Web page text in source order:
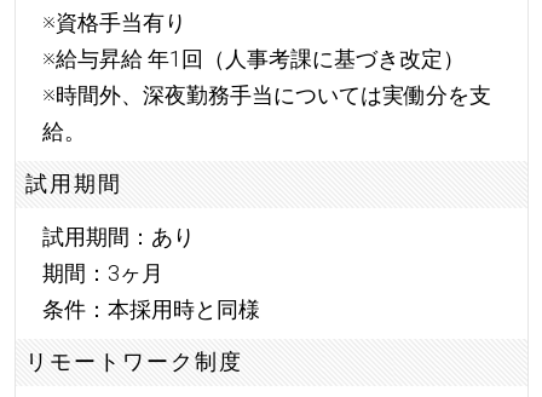
※資格手当有り
※給与昇給 年1回（人事考課に基づき改定）
※時間外、深夜勤務手当については実働分を支
給。
試用期間
試用期間：あり
期間：3ヶ月
条件：本採用時と同様
リモートワーク制度